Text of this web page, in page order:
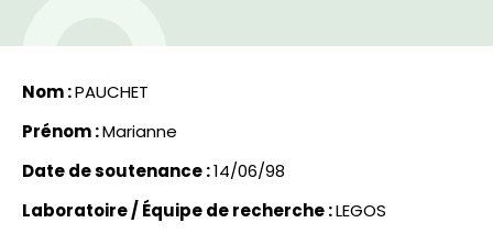
Nom :PAUCHET
Prénom :Marianne
Date de soutenance :14/06/98
Laboratoire / Équipe de recherche :LEGOS